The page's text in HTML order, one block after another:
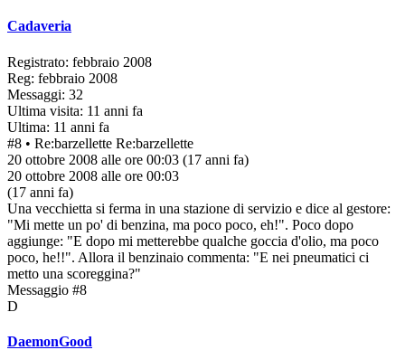
Cadaveria
Registrato: febbraio 2008
Reg: febbraio 2008
Messaggi: 32
Ultima visita: 11 anni fa
Ultima: 11 anni fa
#8 • Re:barzellette Re:barzellette
20 ottobre 2008 alle ore 00:03 (17 anni fa)
20 ottobre 2008 alle ore 00:03
(17 anni fa)
Una vecchietta si ferma in una stazione di servizio e dice al gestore:
"Mi mette un po' di benzina, ma poco poco, eh!". Poco dopo
aggiunge: "E dopo mi metterebbe qualche goccia d'olio, ma poco
poco, he!!". Allora il benzinaio commenta: "E nei pneumatici ci
metto una scoreggina?"
Messaggio #8
D
DaemonGood